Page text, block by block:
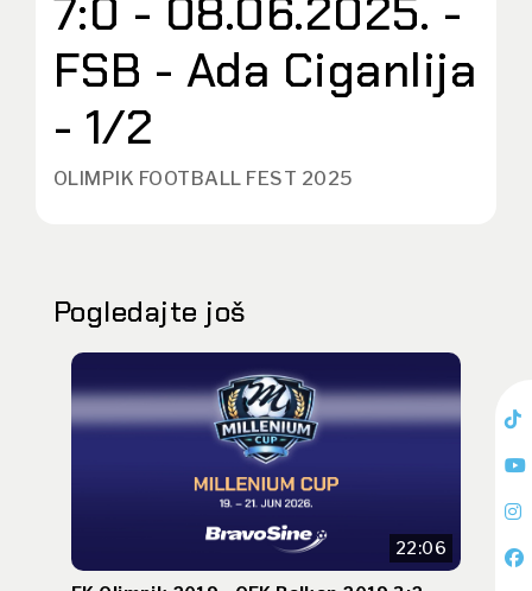
7:0 - 08.06.2025. -
FSB - Ada Ciganlija
- 1/2
OLIMPIK FOOTBALL FEST 2025
Pogledajte još
22:06